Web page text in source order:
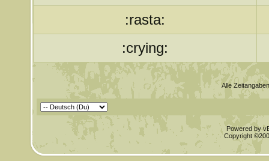
:rasta:
:crying:
Alle
Powered by
Copyright